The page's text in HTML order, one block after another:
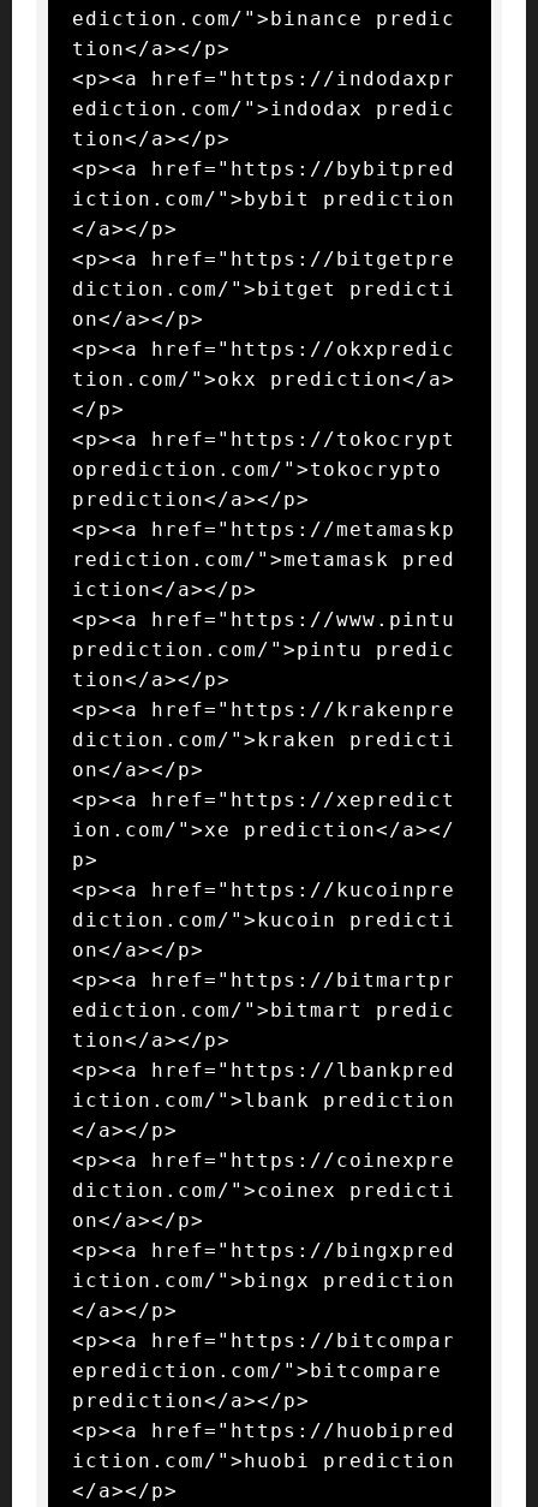
ediction.com/">binance predic
tion</a></p>
<p><a href="https://indodaxpr
ediction.com/">indodax predic
tion</a></p>
<p><a href="https://bybitpred
iction.com/">bybit prediction
</a></p>
<p><a href="https://bitgetpre
diction.com/">bitget predicti
on</a></p>
<p><a href="https://okxpredic
tion.com/">okx prediction</a>
</p>
<p><a href="https://tokocrypt
oprediction.com/">tokocrypto
prediction</a></p>
<p><a href="https://metamaskp
rediction.com/">metamask pred
iction</a></p>
<p><a href="https://www.pintu
prediction.com/">pintu predic
tion</a></p>
<p><a href="https://krakenpre
diction.com/">kraken predicti
on</a></p>
<p><a href="https://xepredict
ion.com/">xe prediction</a></
p>
<p><a href="https://kucoinpre
diction.com/">kucoin predicti
on</a></p>
<p><a href="https://bitmartpr
ediction.com/">bitmart predic
tion</a></p>
<p><a href="https://lbankpred
iction.com/">lbank prediction
</a></p>
<p><a href="https://coinexpre
diction.com/">coinex predicti
on</a></p>
<p><a href="https://bingxpred
iction.com/">bingx prediction
</a></p>
<p><a href="https://bitcompar
eprediction.com/">bitcompare
prediction</a></p>
<p><a href="https://huobipred
iction.com/">huobi prediction
</a></p>